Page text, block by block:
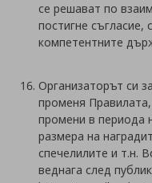
се решават по
постигне
компетентните
Организаторът си
променя
промени в периода
размера на
спечелилите и т.н.
веднага след